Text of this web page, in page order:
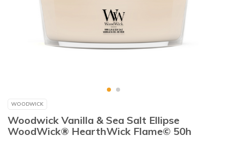
WOODWICK
Woodwick Vanilla & Sea Salt Ellipse
WoodWick® HearthWick Flame© 50h